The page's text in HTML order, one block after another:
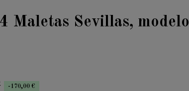
Maletas Sevillas, modelo
-170,00 €